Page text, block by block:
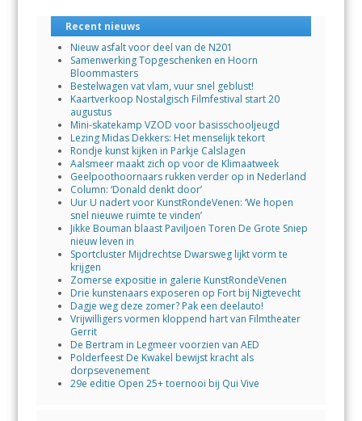
Recent nieuws
Nieuw asfalt voor deel van de N201
Samenwerking Topgeschenken en Hoorn
Bloommasters
Bestelwagen vat vlam, vuur snel geblust!
Kaartverkoop Nostalgisch Filmfestival start 20
augustus
Mini-skatekamp VZOD voor basisschooljeugd
Lezing Midas Dekkers: Het menselijk tekort
Rondje kunst kijken in Parkje Calslagen
Aalsmeer maakt zich op voor de Klimaatweek
Geelpoothoornaars rukken verder op in Nederland
Column: ‘Donald denkt door’
Uur U nadert voor KunstRondeVenen: ‘We hopen
snel nieuwe ruimte te vinden’
Jikke Bouman blaast Paviljoen Toren De Grote Sniep
nieuw leven in
Sportcluster Mijdrechtse Dwarsweg lijkt vorm te
krijgen
Zomerse expositie in galerie KunstRondeVenen
Drie kunstenaars exposeren op Fort bij Nigtevecht
Dagje weg deze zomer? Pak een deelauto!
Vrijwilligers vormen kloppend hart van Filmtheater
Gerrit
De Bertram in Legmeer voorzien van AED
Polderfeest De Kwakel bewijst kracht als
dorpsevenement
29e editie Open 25+ toernooi bij Qui Vive